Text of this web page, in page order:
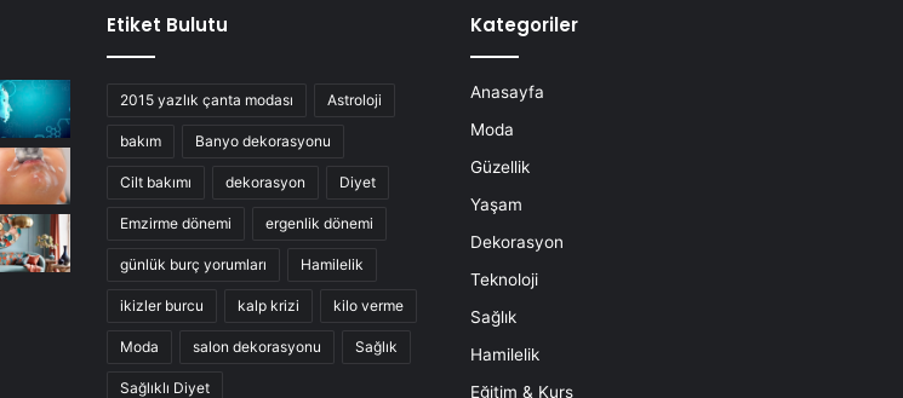
Etiket Bulutu
2015 yazlık çanta modası Astroloji
bakım Banyo dekorasyonu
Cilt bakımı dekorasyon Diyet
Emzirme dönemi ergenlik dönemi
günlük burç yorumları Hamilelik
ikizler burcu kalp krizi kilo verme
Moda salon dekorasyonu Sağlık
Sağlıklı Diyet
Kategoriler
Anasayfa
Moda
Güzellik
Yaşam
Dekorasyon
Teknoloji
Sağlık
Hamilelik
Eğitim & Kurs